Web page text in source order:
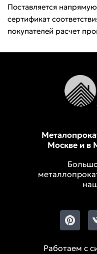
Поставляется
сертификат
покупателей расчет
Москве и в
Работаем с